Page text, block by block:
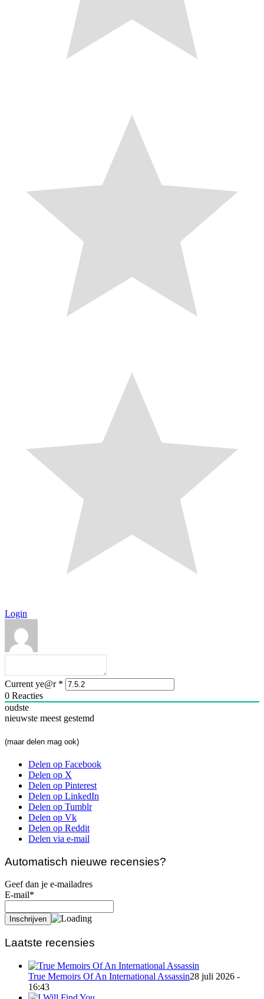
Login
Current ye@r *
0 Reacties
oudste
nieuwste meest gestemd
(maar delen mag ook)
Delen op Facebook
Delen op X
Delen op Pinterest
Delen op LinkedIn
Delen op Tumblr
Delen op Vk
Delen op Reddit
Delen via e-mail
Automatisch nieuwe recensies?
Geef dan je e-mailadres
E-mail*
Laatste recensies
True Memoirs Of An International Assassin28 juli 2026 -
16:43